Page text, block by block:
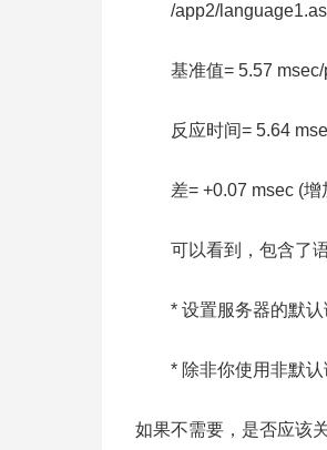
/app2/
基准值= 5.57 msec/
反应时间= 5.64
差= +0.07 msec (增
可以看到，包含了语
* 设置服务器的默认
* 除非你使用非默认
如果不需要，是否应该